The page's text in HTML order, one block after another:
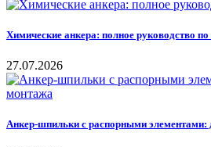
Химические анкера: полное руководство
27.07.2026
Анкер-шпильки с распорными элементами: